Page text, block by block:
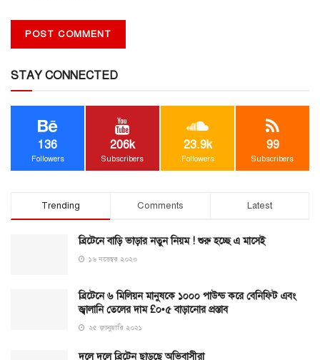
STAY CONNECTED
136
Followers
206k
Subscribers
23.9k
Followers
99
Subscribers
Trending Comments Latest
ব্রিটেনে বাড়ি ভাড়ার নতুন নিয়ম ! শুরু হচ্ছে এ মাসেই
১৬ নভেম্বর ২০২০
ব্রিটেনে ৬ মিলিয়ন মানুষকে ১০০০ পাউন্ড করে বেনিফিট এবং
জ্বালানি তেলের দাম £০•৫ বাড়ানোর প্রস্তাব
২৫ জানুয়ারি ২০২১
দলে দলে ব্রিটেন ছাড়ছে অভিবাসীরা